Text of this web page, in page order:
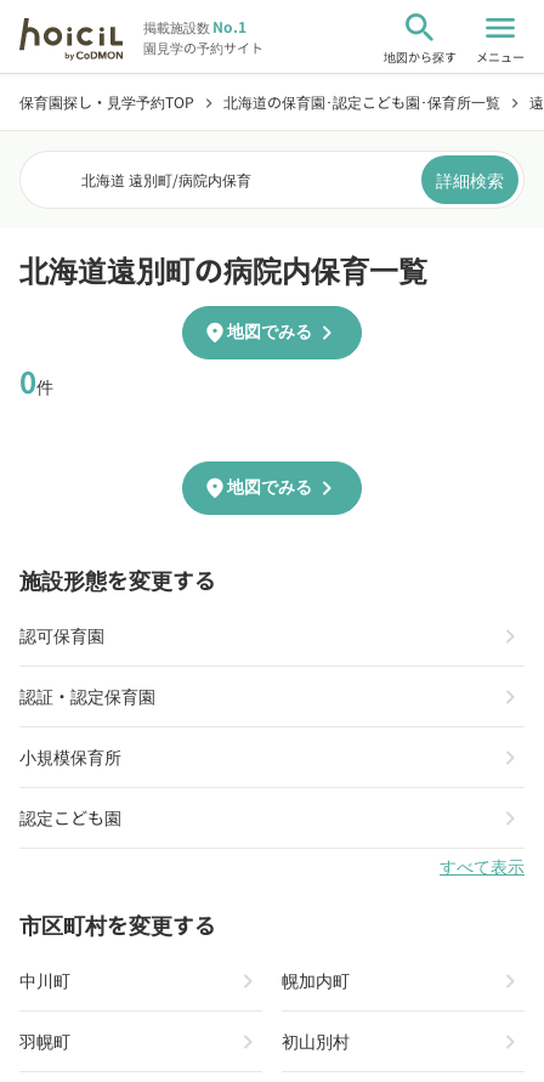
掲載施設数No.1
園見学の予約サイト
search
地図から探す
menu
メニュー
保育園探し・見学予約TOP chevron_right 北海道の保育園･認定こども園･保育所一覧 chevron_right
北海道 遠別町/病院内保育 詳細検索
北海道遠別町の病院内保育一覧
0件
location_on地図でみる chevron_right
location_on地図でみる chevron_right
施設形態を変更する
認可保育園 chevron_right
認証・認定保育園 chevron_right
小規模保育所 chevron_right
認定こども園 chevron_right
すべて表示
市区町村を変更する
中川町 chevron_right 幌加内町 chevron_right
羽幌町 chevron_right 初山別村 chevron_right